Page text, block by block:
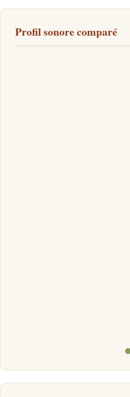
Profil sonore comparé